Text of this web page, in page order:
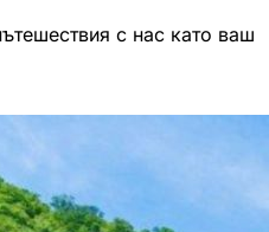
с нас като ваш